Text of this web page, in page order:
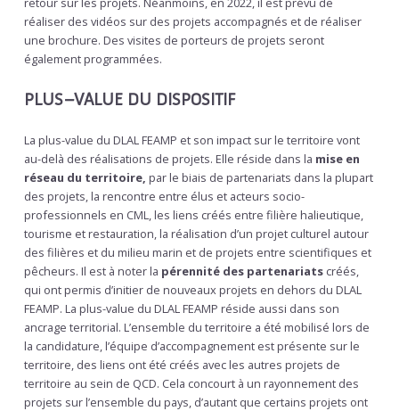
réaliser des vidéos sur des projets accompagnés et de réaliser
une brochure. Des visites de porteurs de projets seront
également programmées.
PLUS–VALUE DU DISPOSITIF
La plus-value du DLAL FEAMP et son impact sur le territoire vont
au-delà des réalisations de projets. Elle réside dans la mise en
réseau du territoire, par le biais de partenariats dans la plupart
des projets, la rencontre entre élus et acteurs socio-
professionnels en CML, les liens créés entre filière halieutique,
tourisme et restauration, la réalisation d’un projet culturel autour
des filières et du milieu marin et de projets entre scientifiques et
pêcheurs. Il est à noter la pérennité des partenariats créés,
qui ont permis d’initier de nouveaux projets en dehors du DLAL
FEAMP. La plus-value du DLAL FEAMP réside aussi dans son
ancrage territorial. L’ensemble du territoire a été mobilisé lors de
la candidature, l’équipe d’accompagnement est présente sur le
territoire, des liens ont été créés avec les autres projets de
territoire au sein de QCD. Cela concourt à un rayonnement des
projets sur l’ensemble du pays, d’autant que certains projets ont